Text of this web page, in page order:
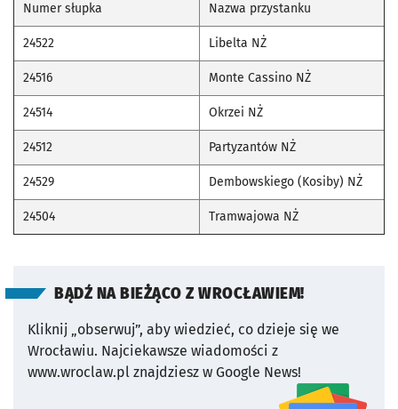
Numer słupka Nazwa przystanku
24522 Libelta NŻ
24516 Monte Cassino NŻ
24514 Okrzei NŻ
24512 Partyzantów NŻ
24529 Dembowskiego (Kosiby) NŻ
24504 Tramwajowa NŻ
BĄDŹ NA BIEŻĄCO Z WROCŁAWIEM!
Kliknij „obserwuj”, aby wiedzieć, co dzieje się we
Wrocławiu. Najciekawsze wiadomości z
www.wroclaw.pl znajdziesz w Google News!